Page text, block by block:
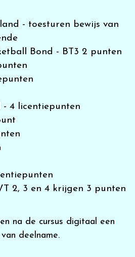
- toesturen bewijs van
Bond - BT3 2 punten
4 licentiepunten
2, 3 en 4 krijgen 3 punten
na de cursus digitaal een
deelname.